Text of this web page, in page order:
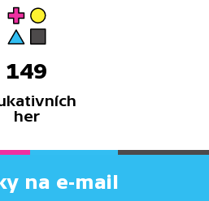
149
her
na e-mail